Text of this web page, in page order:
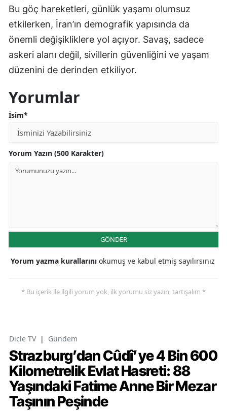
Bu göç hareketleri, günlük yaşamı olumsuz
etkilerken, İran’ın demografik yapısında da
önemli değişikliklere yol açıyor. Savaş, sadece
askeri alanı değil, sivillerin güvenliğini ve yaşam
düzenini de derinden etkiliyor.
Yorumlar
İsim*
Yorum Yazın (500 Karakter)
GÖNDER
Yorum yazma kurallarını okumuş ve kabul etmiş sayılırsınız
* Bu içerik ile ilgili yorum yok, ilk yorumu siz yazın, tartışalım *
Dicle TV | Gündem
Strazburg’dan Cûdî’ye 4 Bin 600
Kilometrelik Evlat Hasreti: 88
Yaşındaki Fatime Anne Bir Mezar
Taşının Peşinde